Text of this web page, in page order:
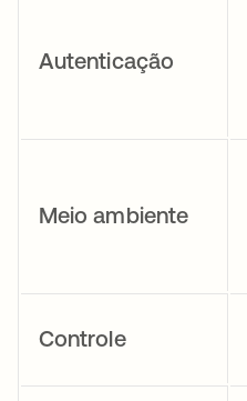
Autenticação
Meio ambiente
Controle